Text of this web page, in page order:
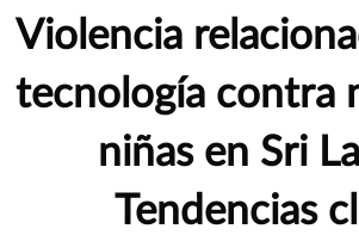
Violencia
tecnología contra
niñas en Sri
Tendencias